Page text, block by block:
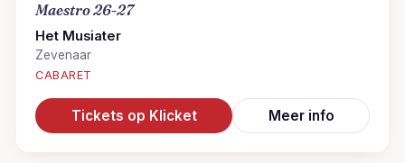
Maestro 26-27
Het Musiater
Zevenaar
CABARET
Tickets op Klicket Meer info